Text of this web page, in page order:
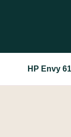
HP Envy